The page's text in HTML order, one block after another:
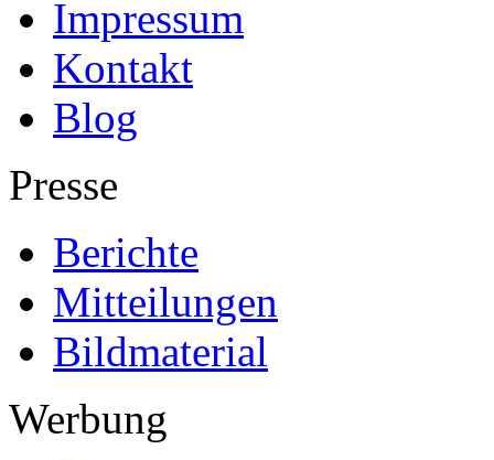
Impressum
Kontakt
Blog
Presse
Berichte
Mitteilungen
Bildmaterial
Werbung